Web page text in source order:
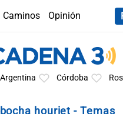
Caminos
Opinión
Argentina Córdoba
bocha houriet - Temas